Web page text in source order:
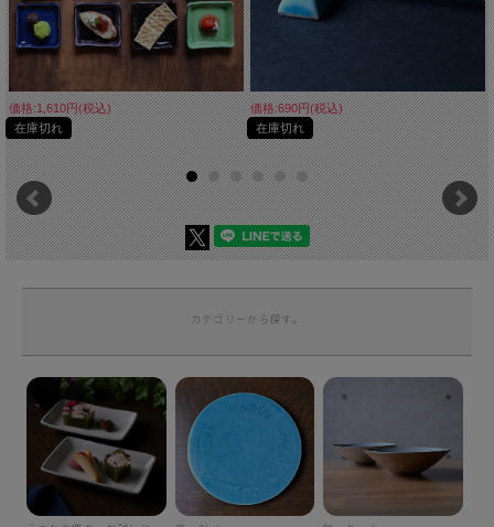
価格:1,610円(税込)
在庫切れ
価格:690円(税込)
在庫切れ
カテゴリーから探す。